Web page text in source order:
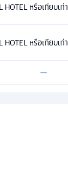
HOTEL หรือเทียบเท่า
HOTEL หรือเทียบเท่า
—